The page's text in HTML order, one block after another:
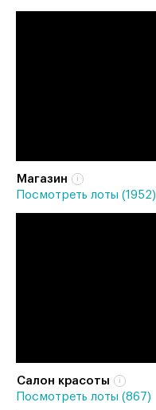
Магазин
Посмотреть лоты (1952)
Салон красоты
Посмотреть лоты (867)